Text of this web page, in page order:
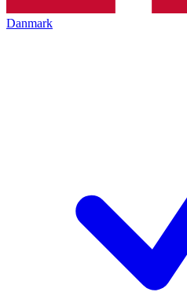
Danmark